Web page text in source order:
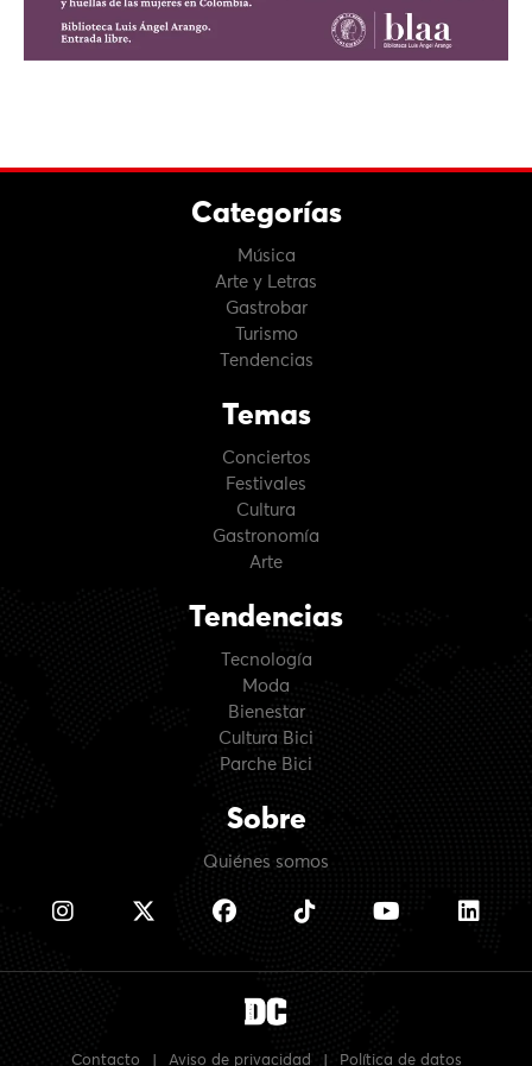
Categorías
Música
Arte y Letras
Gastrobar
Turismo
Tendencias
Temas
Conciertos
Festivales
Cultura
Gastronomía
Arte
Tendencias
Tecnología
Moda
Bienestar
Cultura Bici
Parche Bici
Sobre
Quiénes somos
Contacto Aviso de privacidad Política de datos